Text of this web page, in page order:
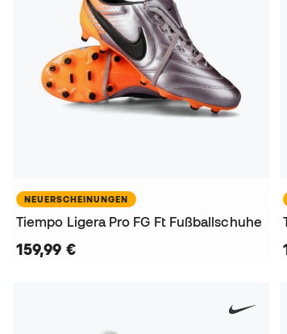
NEUERSCHEINUNGEN
Tiempo Ligera Pro FG Ft Fußballschuhe
159,99 €